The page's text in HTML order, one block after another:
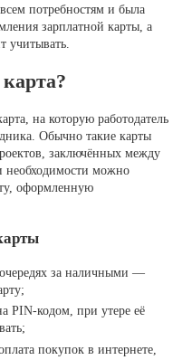
потребностям и была
зарплатной карты, а
учитывать.
на которую работодатель
Обычно такие карты
заключённых между
необходимости можно
оформленную
за наличными —
PIN-кодом, при утере её
покупок в интернете,